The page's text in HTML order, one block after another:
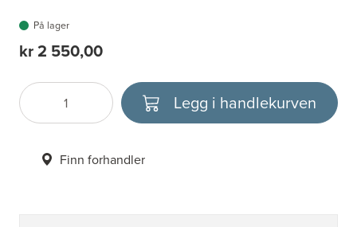
På lager
kr 2 550,00
Antall
Velg enhet Legg i handlekurven
Finn forhandler